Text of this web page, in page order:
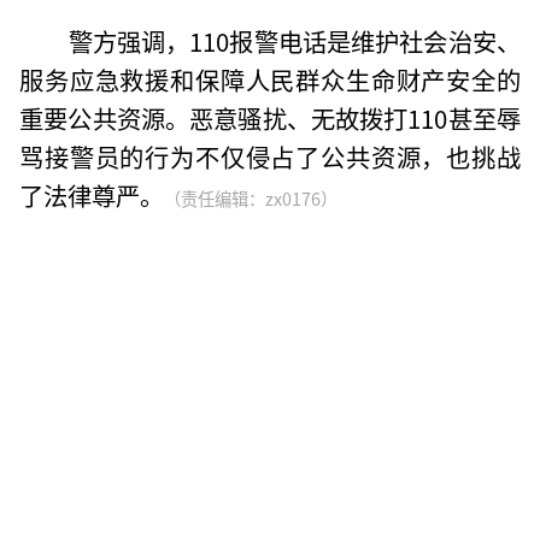
警方强调，110报警电话是维护社会治安、
服务应急救援和保障人民群众生命财产安全的
重要公共资源。恶意骚扰、无故拨打110甚至辱
骂接警员的行为不仅侵占了公共资源，也挑战
了法律尊严。
（责任编辑：zx0176）